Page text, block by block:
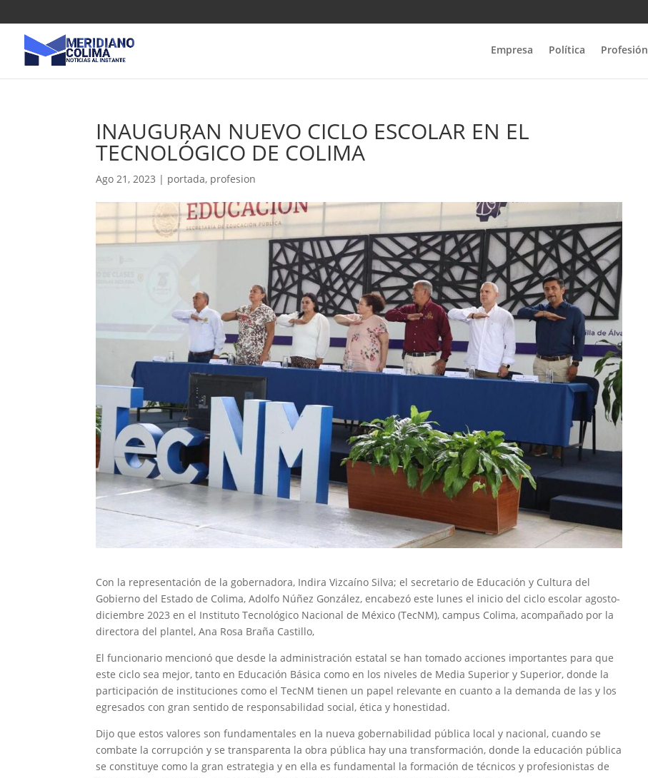
Empresa Política Profesión
INAUGURAN NUEVO CICLO ESCOLAR EN EL
TECNOLÓGICO DE COLIMA
Ago 21, 2023 | portada, profesion
Con la representación de la gobernadora, Indira Vizcaíno Silva; el secretario de Educación y Cultura del
Gobierno del Estado de Colima, Adolfo Núñez González, encabezó este lunes el inicio del ciclo escolar agosto-
diciembre 2023 en el Instituto Tecnológico Nacional de México (TecNM), campus Colima, acompañado por la
directora del plantel, Ana Rosa Braña Castillo,
El funcionario mencionó que desde la administración estatal se han tomado acciones importantes para que
este ciclo sea mejor, tanto en Educación Básica como en los niveles de Media Superior y Superior, donde la
participación de instituciones como el TecNM tienen un papel relevante en cuanto a la demanda de las y los
egresados con gran sentido de responsabilidad social, ética y honestidad.
Dijo que estos valores son fundamentales en la nueva gobernabilidad pública local y nacional, cuando se
combate la corrupción y se transparenta la obra pública hay una transformación, donde la educación pública
se constituye como la gran estrategia y en ella es fundamental la formación de técnicos y profesionistas de